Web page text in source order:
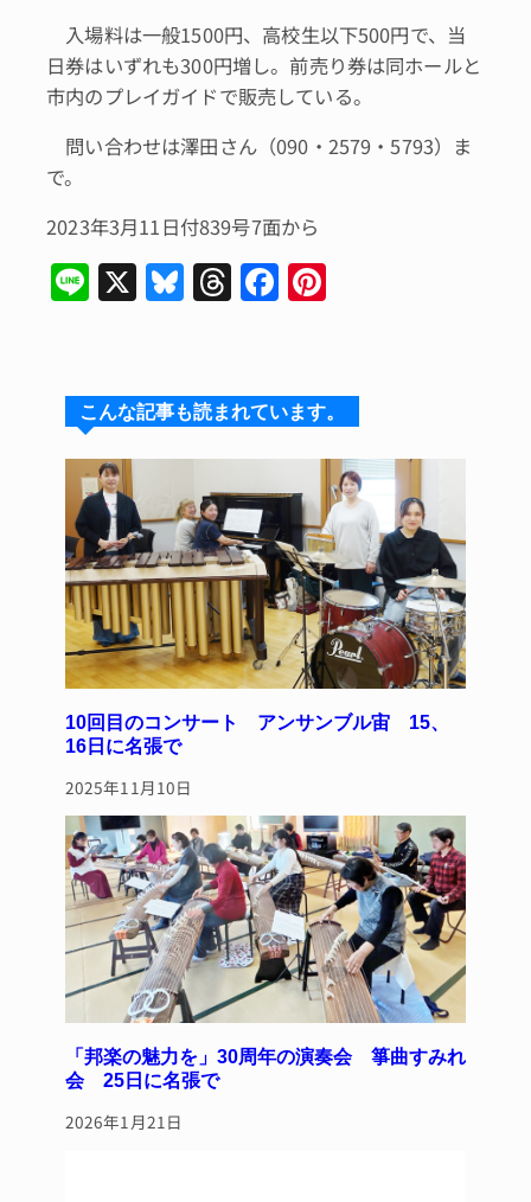
入場料は一般1500円、高校生以下500円で、当
日券はいずれも300円増し。前売り券は同ホールと
市内のプレイガイドで販売している。
問い合わせは澤田さん（090・2579・5793）ま
で。
2023年3月11日付839号7面から
Li X Bl
s
k
y
T
a
d
s
F
e
b
o
o
k
re
st
こんな記事も読まれています。
10回目のコンサート アンサンブル宙 15、
16日に名張で
2025年11月10日
「邦楽の魅力を」30周年の演奏会 箏曲すみれ
会 25日に名張で
2026年1月21日